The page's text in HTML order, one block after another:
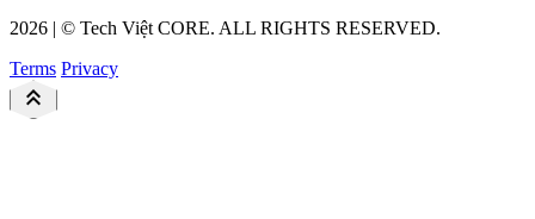
2026 | © Tech ViệtCORE. ALL RIGHTS RESERVED.
Terms Privacy
keyboard_double_arrow_up